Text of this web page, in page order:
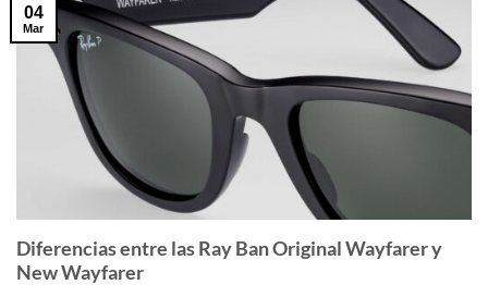
Diferencias entre las Ray Ban Original Wayfarer y
New Wayfarer
04
Mar